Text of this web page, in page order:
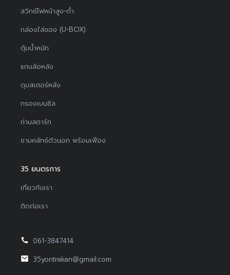
สวิทช์ไฟหน้าสูง-ต่ำ
กล่องใส่ของ (U-BOX)
ตุ้มน้ำหนัก
แกนล้อหลัง
ดุมสเตอร์หลัง
กรองเบนซิล
ถ่านสตาร์ท
ชามคลัทช์ตัวนอก พร้อมเฟือง
35 ยนตรการ
เกี่ยวกับเรา
ติดต่อเรา
061-3847414
35yontrakan@gmail.com